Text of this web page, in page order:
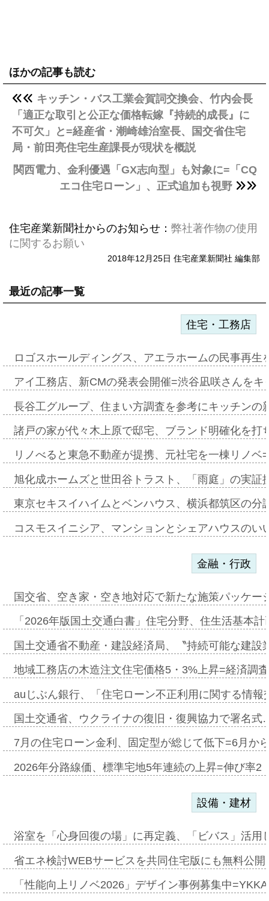
ほかの記事も読む
キッチン・バス工業会賀詞交換会、竹内会長
「適正な取引と公正な価格転嫁『持続的成長』に
不可欠」と=経産省・潮崎雄治室長、国交省住宅
局・前田亮住宅生産課長が現状を概説
関西電力、金利優遇「GX志向型」も対象に=「CQ
エコ住宅ローン」、正式追加も視野
住宅産業新聞社からのお知らせ： 弊社著作物の使用
に関するお願い
2018年12月25日 住宅産業新聞社 編集部
最近の記事一覧
住宅・工務店
ロゴスホールディングス、アエラホームの民事再
アイ工務店、新CMの発表会開催=渋谷凪咲さんを
長谷工グループ、住まい方調査を参考にキッチン
諸戸の家が代々木上原で邸宅、ブランド明確化を
リノべると東急不動産が提携、元社宅を一棟リノ
旭化成ホームズと世田谷トラスト、「雨庭」の実
東京セキスイハイムとベンハウス、横浜都筑区の
コスモスイニシア、マンションとシェアハウスの
金融・行政
国交省、空き家・空き地対応で新たな施策パッケ
「2026年版国土交通白書」住宅分野、住生活基本
国土交通省不動産・建設経済局、〝持続可能な建
地域工務店の木造注文住宅価格5・3%上昇=経済調
auじぶん銀行、「住宅ローン不正利用に関する情
国土交通省、ウクライナの復旧・復興協力で署名
7月の住宅ローン金利、固定型が総じて低下=6月か
2026年分路線価、標準宅地5年連続の上昇=伸び率
設備・建材
浴室を「心身回復の場」に再定義、「ビバス」活
省エネ検討WEBサービスを共同住宅版にも無料公
「性能向上リノベ2026」デザイン事例募集中